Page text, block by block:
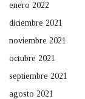
enero 2022
diciembre 2021
noviembre 2021
octubre 2021
septiembre 2021
agosto 2021